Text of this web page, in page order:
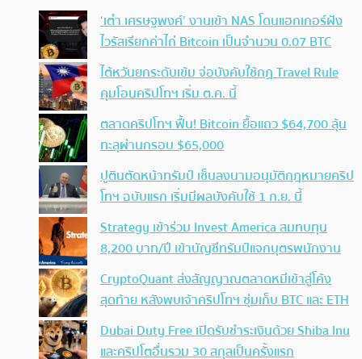
‘เต๋า เศรษฐพงศ์’ งานเข้า NAS โดนแฮกเกอร์ฝัง
ไวรัสเรียกค่าไถ่ Bitcoin เป็นจำนวน 0.07 BTC
ไต้หวันยกระดับเข้ม จ่อบังคับใช้กฏ Travel Rule
คุมโอนคริปโทฯ เริ่ม ต.ค. นี้
ตลาดคริปโทฯ ฟื้น! Bitcoin ยื้อแถว $64,700 ลุ้น
ทะลุผ่านกรอบ $65,000
ปูตินตัดหน้าทรัมป์ เซ็นลงนามอนุมัติกฎหมายคริป
โทฯ ฉบับแรก เริ่มมีผลบังคับใช้ 1 ก.ย. นี้
Strategy เข้าร่วม Invest America สมทบทุน
8,200 บาท/ปี เข้าบัญชีทรัมป์แจกบุตรพนักงาน
CryptoQuant ส่งสัญญาณตลาดหมีเข้าสู่โค้ง
สุดท้าย หลังพบเจ้าคริปโทฯ ซุ่มเก็บ BTC และ ETH
Dubai Duty Free เปิดรับชำระเงินด้วย Shiba Inu
และคริปโตอื่นรวม 30 สกุลเป็นครั้งแรก